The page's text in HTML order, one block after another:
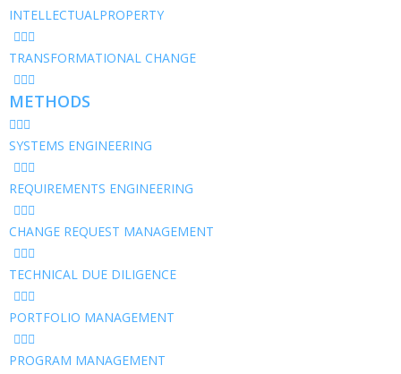
INTELLECTUALPROPERTY
TRANSFORMATIONAL CHANGE
METHODS
SYSTEMS ENGINEERING
REQUIREMENTS ENGINEERING
CHANGE REQUEST MANAGEMENT
TECHNICAL DUE DILIGENCE
PORTFOLIO MANAGEMENT
PROGRAM MANAGEMENT